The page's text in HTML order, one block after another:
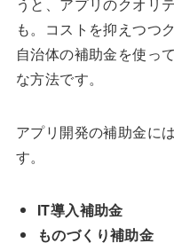
も。コストを抑えつつ
自治体の補助金を使っ
な方法です。
アプリ開発の補助金に
す。
IT導入補助金
ものづくり補助金